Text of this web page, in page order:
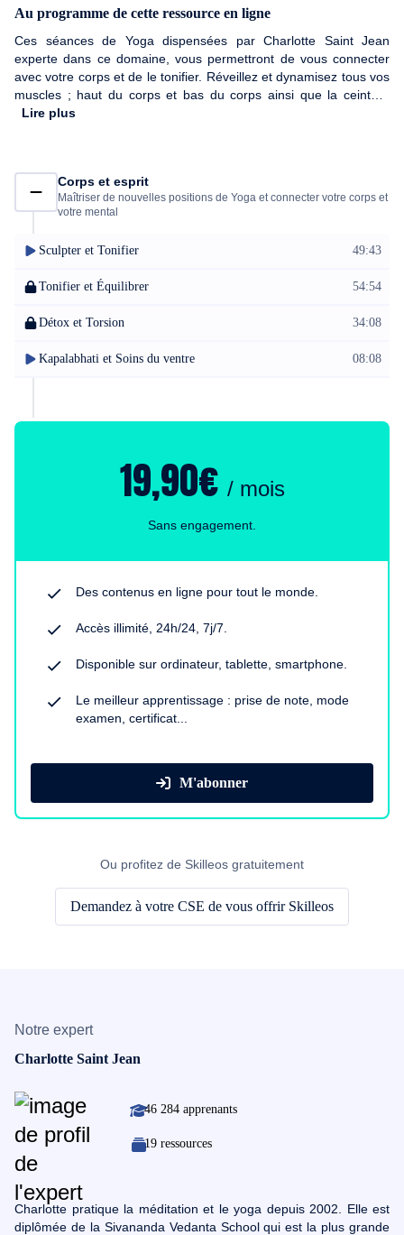
Au programme de cette ressource en ligne
Ces séances de Yoga dispensées par Charlotte Saint Jean
experte dans ce domaine, vous permettront de vous connecter
avec votre corps et de le tonifier. Réveillez et dynamisez tous vos
muscles ; haut du corps et bas du corps ainsi que la ceinture
abdominale. Vous apprendrez à respirer en harmonie avec votre
Lire plus
Corps et esprit
Maîtriser de nouvelles positions de Yoga et connecter votre corps et
votre mental
Sculpter et Tonifier 49:43
Tonifier et Équilibrer 54:54
Détox et Torsion 34:08
Kapalabhati et Soins du ventre 08:08
19,90€ / mois
Sans engagement.
Des contenus en ligne pour tout le monde.
Accès illimité, 24h/24, 7j/7.
Disponible sur ordinateur, tablette, smartphone.
Le meilleur apprentissage : prise de note, mode
examen, certificat...
M'abonner
Ou profitez de Skilleos gratuitement
Demandez à votre CSE de vous offrir Skilleos
Notre expert
Charlotte Saint Jean
46 284 apprenants
19 ressources
Charlotte pratique la méditation et le yoga depuis 2002. Elle est
diplômée de la Sivananda Vedanta School qui est la plus grande